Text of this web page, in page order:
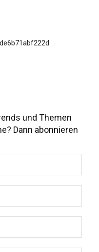
und Themen
Dann abonnieren